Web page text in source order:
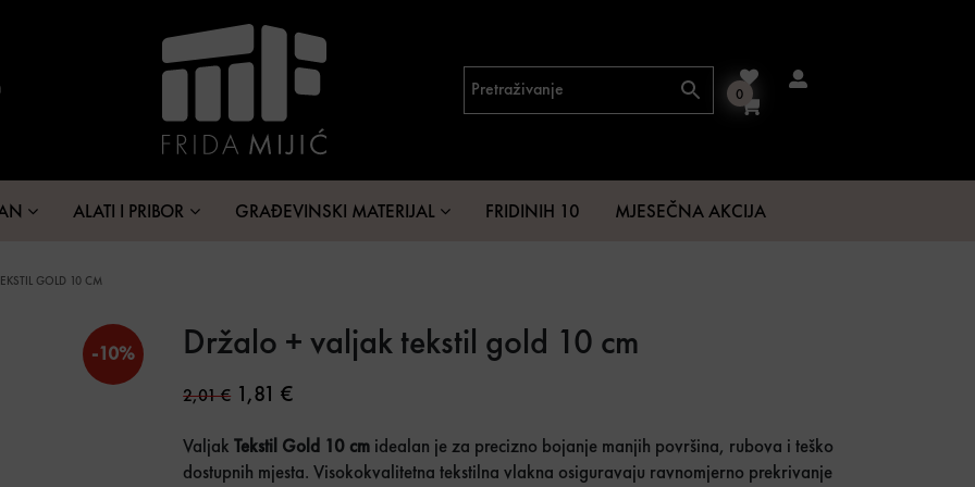
0
ALATI I PRIBOR GRAĐEVINSKI MATERIJAL FRIDINIH 10 MJESEČNA AKCIJA
GOLD 10 CM
-10% Držalo + valjak tekstil gold 10 cm
2,01€ Original price was: 2,01 €.
1,81€Current price is: 1,81 €.
ValjakTekstil Gold 10 cm idealan je za precizno bojanje manjih površina, rubova i teško
dostupnih mjesta. Visokokvalitetna tekstilna vlakna osiguravaju ravnomjerno prekrivanje